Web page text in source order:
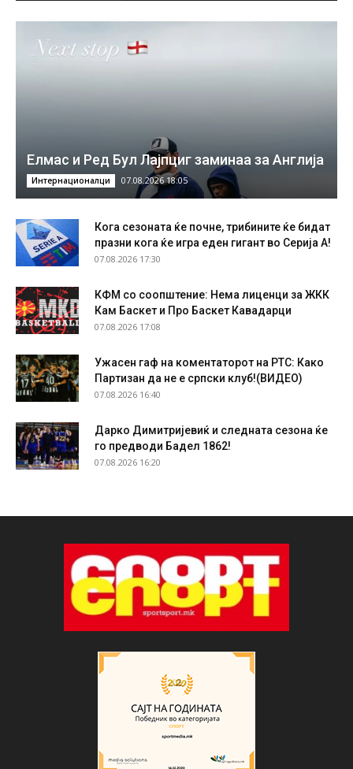
Елмас и Ред Бул Лајпциг заминаа за Англија
Интернационалци 07.08.2026 18:05
Кога сезоната ќе почне, трибините ќе бидат
празни кога ќе игра еден гигант во Серија А!
07.08.2026 17:30
КФМ со соопштение: Нема лиценци за ЖКК
Кам Баскет и Про Баскет Кавадарци
07.08.2026 17:08
Ужасен гаф на коментаторот на РТС: Како
Партизан да не е српски клуб!(ВИДЕО)
07.08.2026 16:40
Дарко Димитријевиќ и следната сезона ќе
го предводи Бадел 1862!
07.08.2026 16:20